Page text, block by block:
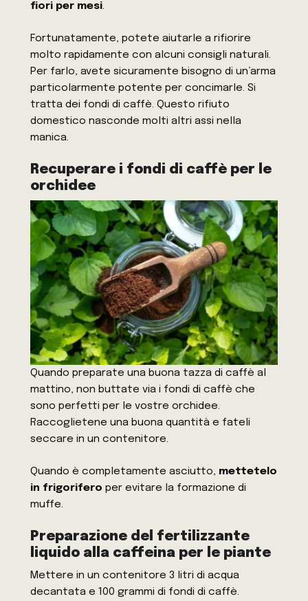
fiori per mesi.
Fortunatamente, potete aiutarle a rifiorire
molto rapidamente con alcuni consigli naturali.
Per farlo, avete sicuramente bisogno di un’arma
particolarmente potente per concimarle. Si
tratta dei fondi di caffè. Questo rifiuto
domestico nasconde molti altri assi nella
manica.
Recuperare i fondi di caffè per le
orchidee
Quando preparate una buona tazza di caffè al
mattino, non buttate via i fondi di caffè che
sono perfetti per le vostre orchidee.
Raccoglietene una buona quantità e fateli
seccare in un contenitore.
Quando è completamente asciutto, mettetelo
in frigorifero per evitare la formazione di
muffe.
Preparazione del fertilizzante
liquido alla caffeina per le piante
Mettere in un contenitore 3 litri di acqua
decantata e 100 grammi di fondi di caffè.